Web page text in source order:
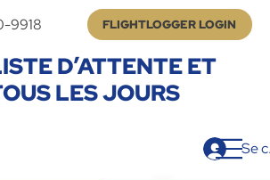
FLIGHTLOGGER LOGIN
9918
D’ATTENTE ET
LES JOURS
Se